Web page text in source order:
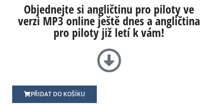
Objednejte si angličtinu pro piloty ve
verzi MP3 online ještě dnes a angličtina
pro piloty již letí k vám!
PŘIDAT DO KOŠÍKU